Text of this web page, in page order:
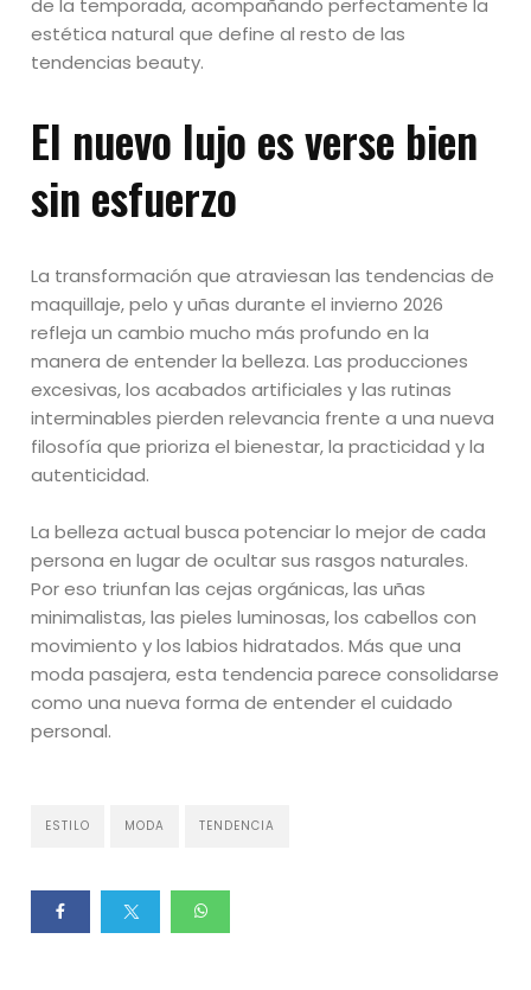
de la temporada, acompañando perfectamente la
estética natural que define al resto de las
tendencias beauty.
El nuevo lujo es verse bien
sin esfuerzo
La transformación que atraviesan las tendencias de
maquillaje, pelo y uñas durante el invierno 2026
refleja un cambio mucho más profundo en la
manera de entender la belleza. Las producciones
excesivas, los acabados artificiales y las rutinas
interminables pierden relevancia frente a una nueva
filosofía que prioriza el bienestar, la practicidad y la
autenticidad.
La belleza actual busca potenciar lo mejor de cada
persona en lugar de ocultar sus rasgos naturales.
Por eso triunfan las cejas orgánicas, las uñas
minimalistas, las pieles luminosas, los cabellos con
movimiento y los labios hidratados. Más que una
moda pasajera, esta tendencia parece consolidarse
como una nueva forma de entender el cuidado
personal.
ESTILO MODA TENDENCIA